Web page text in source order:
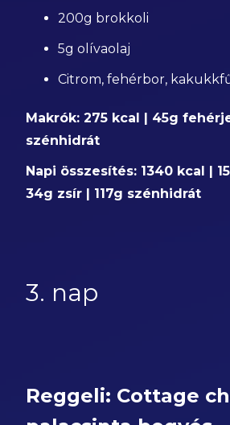
200g brokkoli
5g olívaolaj
Citrom, fehérbor,
Makrók: 275 kcal | 45g
szénhidrát
Napi összesítés: 1340 kcal |
34g zsír | 117g szénhidrát
3. nap
Reggeli: Cottage